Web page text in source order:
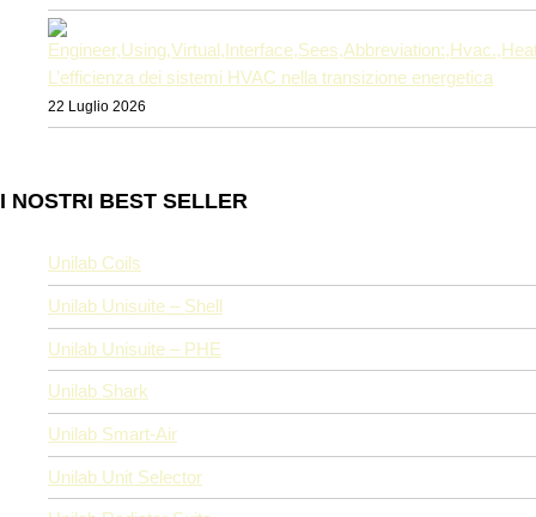
L’efficienza dei sistemi HVAC nella transizione energetica
22 Luglio 2026
I NOSTRI BEST SELLER
Unilab Coils
Unilab Unisuite – Shell
Unilab Unisuite – PHE
Unilab Shark
Unilab Smart-Air
Unilab Unit Selector